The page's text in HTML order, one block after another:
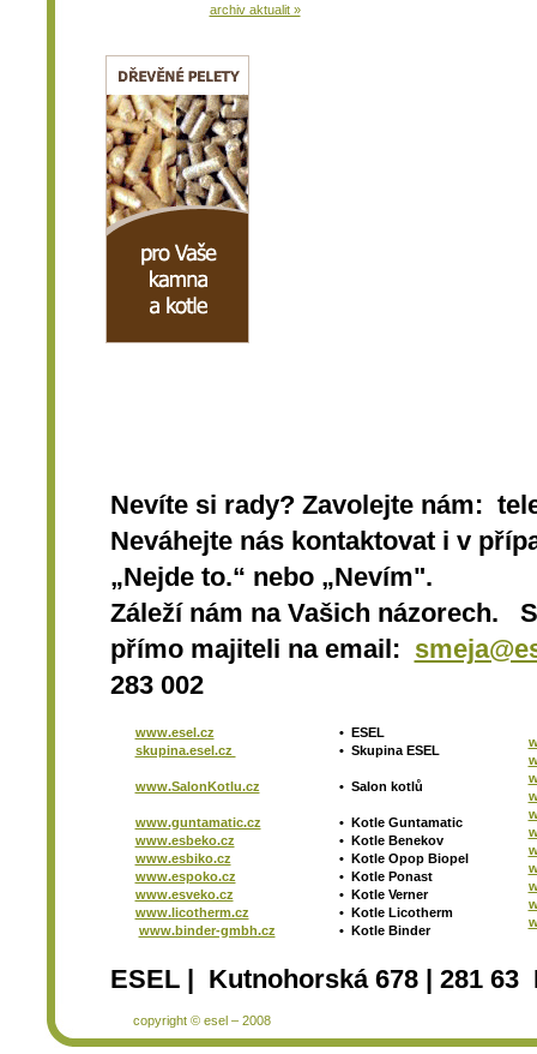
archiv aktualit »
Nevíte si rady? Zavolejte nám:
Neváhejte nás kontaktovat i v
„Nejde to.“ nebo „Nevím".
Záleží nám na Vašich názorech.
přímo majiteli na email:
283 002
www.esel.cz
skupina.esel.cz
www.SalonKotlu.cz
www.guntamatic.cz
www.esbeko.cz
www.esbiko.cz
www.espoko.cz
www.esveko.cz
www.licotherm.cz
www.binder-gmbh.cz
• ESEL
• Skupina ESEL
• Salon kotlů
• Kotle Guntamatic
• Kotle Benekov
• Kotle Opop Biopel
• Kotle Ponast
• Kotle Verner
• Kotle Licotherm
• Kotle Binder
ESEL | Kutnohorská 678 | 281
copyright © esel – 2008